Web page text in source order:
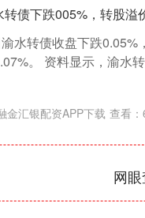
债下跌005%，转股溢
水转债收盘下跌0.05%
。 资料显示，渝水
金汇银配资APP下载 查看：
网